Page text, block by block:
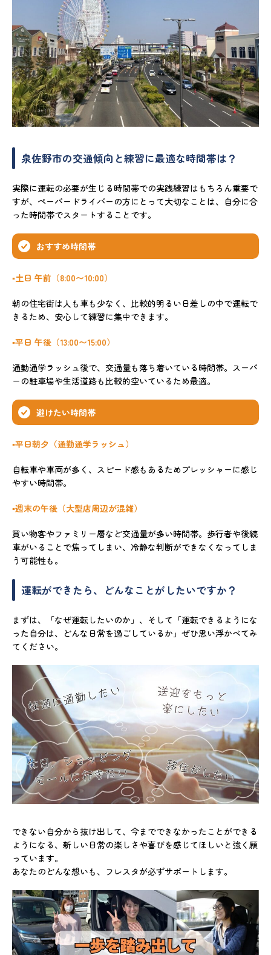
泉佐野市の交通傾向と練習に最適な時間帯は？
実際に運転の必要が生じる時間帯での実践練習はもちろん重要で
すが、ペーパードライバーの方にとって大切なことは、自分に合
った時間帯でスタートすることです。
おすすめ時間帯
▪️土日 午前（8:00〜10:00）
朝の住宅街は人も車も少なく、比較的明るい日差しの中で運転で
きるため、安心して練習に集中できます。
▪️平日 午後（13:00〜15:00）
通勤通学ラッシュ後で、交通量も落ち着いている時間帯。スーパ
ーの駐車場や生活道路も比較的空いているため最適。
避けたい時間帯
▪️平日朝夕（通勤通学ラッシュ）
自転車や車両が多く、スピード感もあるためプレッシャーに感じ
やすい時間帯。
▪️週末の午後（大型店周辺が混雑）
買い物客やファミリー層など交通量が多い時間帯。歩行者や後続
車がいることで焦ってしまい、冷静な判断ができなくなってしま
う可能性も。
運転ができたら、どんなことがしたいですか？
まずは、「なぜ運転したいのか」、そして「運転できるようにな
った自分は、どんな日常を過ごしているか」ぜひ思い浮かべてみ
てください。
できない自分から抜け出して、今までできなかったことができる
ようになる、新しい日常の楽しさや喜びを感じてほしいと強く願
っています。
あなたのどんな想いも、フレスタが必ずサポートします。